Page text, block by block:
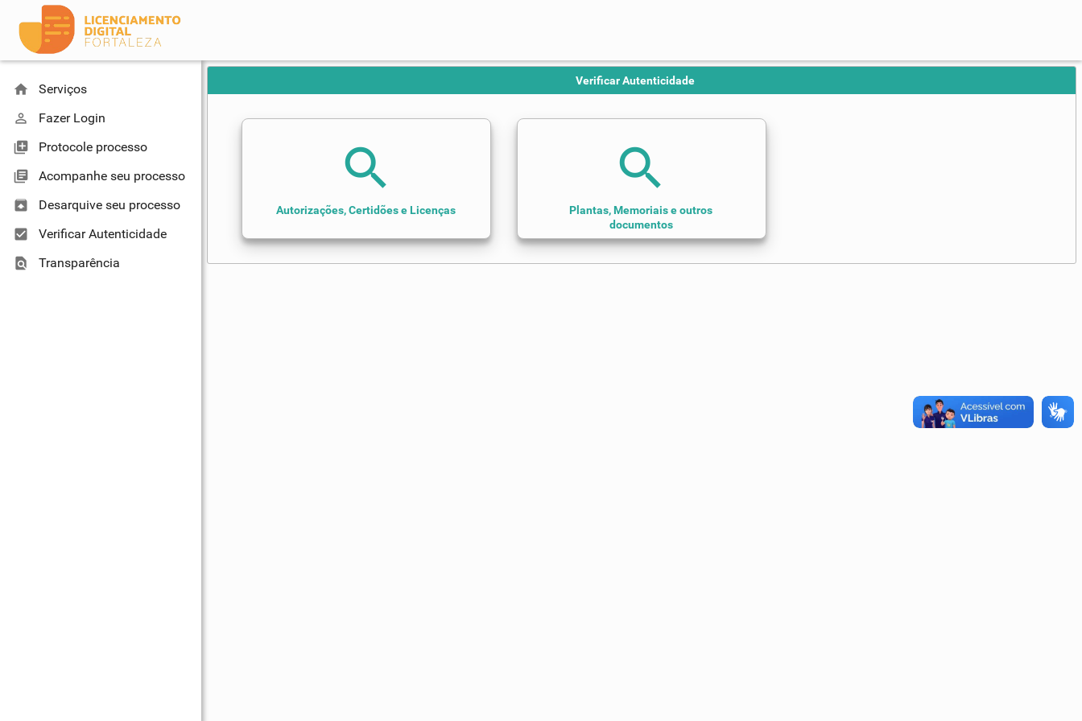
home Serviços
perm_identity Fazer Login
library_add Protocole processo
library_books Acompanhe seu processo
unarchive Desarquive seu processo
check_box Verificar Autenticidade
find_in_page Transparência
Verificar Autenticidade
search
Autorizações, Certidões e Licenças
search
Plantas, Memoriais e outros
documentos